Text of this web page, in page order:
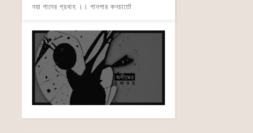
নয়া গানের প্রবাহ ।। গানপার কনচার্তো